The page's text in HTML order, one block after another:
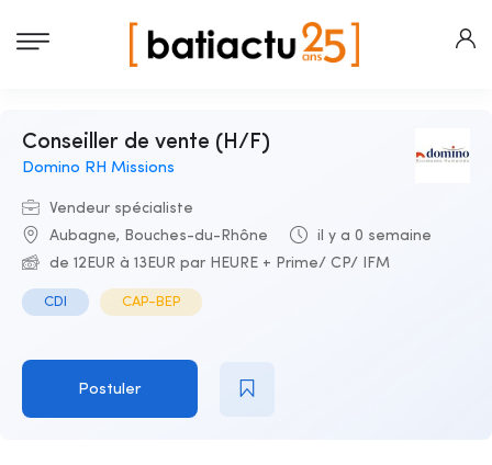
Conseiller de vente (H/F)
Domino RH Missions
Vendeur spécialiste
Aubagne, Bouches-du-Rhône
il y a 0 semaine
de 12EUR à 13EUR par HEURE + Prime/ CP/ IFM
CDI CAP-BEP
Postuler